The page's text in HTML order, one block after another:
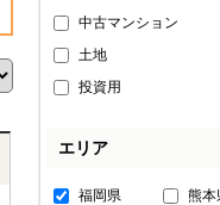
中古マンション
土地
投資用
エリア
福岡県 熊本